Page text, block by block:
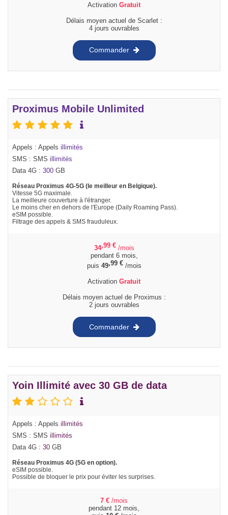
Activation Gratuit
Délais moyen actuel de Scarlet :
4 jours ouvrables
Commander
Proximus Mobile Unlimited
Appels : Appels illimités
SMS : SMS illimités
Data 4G : 300 GB
Réseau Proximus 4G-5G (le meilleur en Belgique).
Vitesse 5G maximale.
La meilleure couverture à l'étranger.
Le moins cher en dehors de l'Europe (Daily Roaming Pass).
eSIM possible.
Filtrage des appels & SMS frauduleux.
34,99 € /mois
pendant 6 mois,
puis 49,99 €/mois
Activation Gratuit
Délais moyen actuel de Proximus :
2 jours ouvrables
Commander
Yoin Illimité avec 30 GB de data
Appels : Appels illimités
SMS : SMS illimités
Data 4G : 30 GB
Réseau Proximus 4G (5G en option).
eSIM possible.
Possible de bloquer le prix pour éviter les surprises.
7 € /mois
pendant 12 mois,